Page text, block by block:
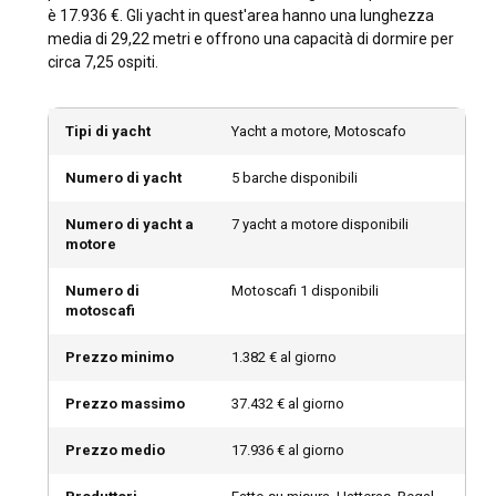
Il periodo tra ottobre e maggio, quando il clima è
piacevolmente caldo, è l'ideale per noleggiare uno yacht di
visitare il Golfo durante l'estate sarebbe perfetto, poiché la
maggior parte delle località turistiche sarà meno affollata.
Com'è il clima e quali sono le condizioni di
Il Golfo generalmente gode di un clima caldo. Le
tutto l'anno. I venti provengono solitamente da nord-ovest e
le correnti possono essere variabili, rendendo le condizioni
yacht.
Assapora la cultura del Golfo esplorando i luoghi storici e
è 17.936 €. Gli yacht in quest'area hanno una lunghezza
media di 29,22 metri e offrono una capacità di dormire per
circa 7,25 ospiti.
Tipi di yacht Yacht a motore, Motoscafo
Numero di yacht 5 barche disponibili
Numero di yacht a
motore
7 yacht a motore disponibili
Numero di
motoscafi
Motoscafi 1 disponibili
Prezzo minimo 1.382 € al giorno
Prezzo massimo 37.432 € al giorno
Prezzo medio 17.936 € al giorno